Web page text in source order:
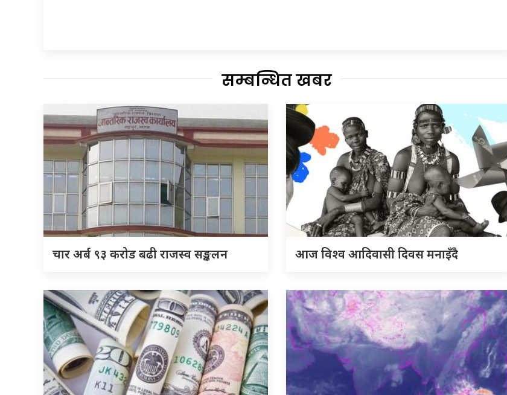
सम्बन्धित खबर
चार अर्ब ९३ करोड बढी राजस्व सङ्कलन आज विश्व आदिवासी दिवस मनाइँदै